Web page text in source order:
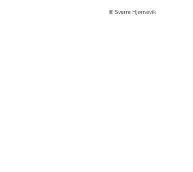
© Sverre Hjørnevik